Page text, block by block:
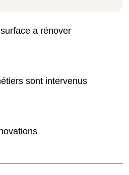
a rénover
sont intervenus